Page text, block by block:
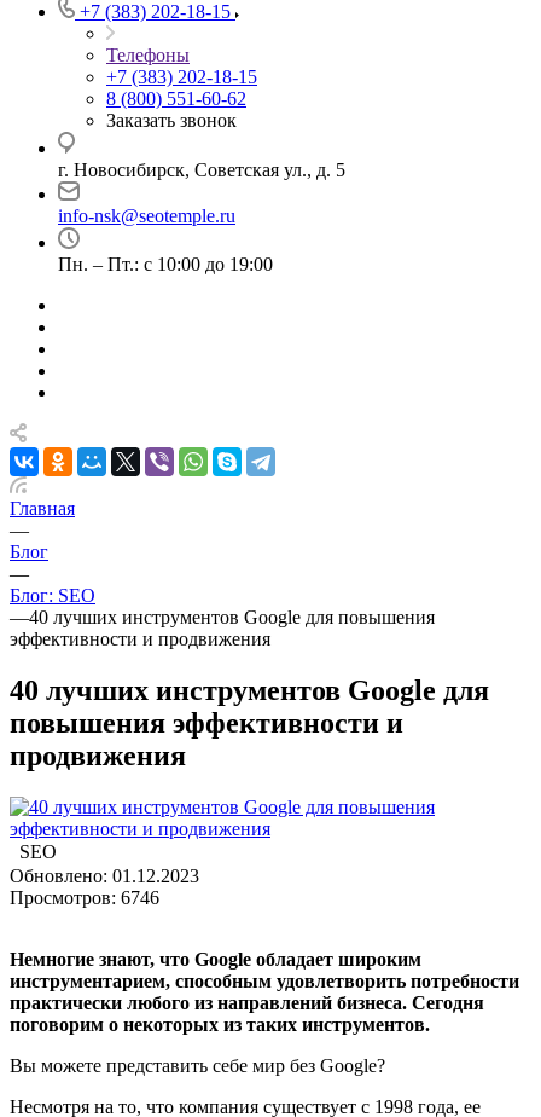
+7 (383) 202-18-15
Телефоны
+7 (383) 202-18-15
8 (800) 551-60-62
Заказать звонок
г. Новосибирск, Советская ул., д. 5
info-nsk@seotemple.ru
Пн. – Пт.: с 10:00 до 19:00
Главная
—
Блог
—
Блог: SEO
—40 лучших инструментов Google для повышения
эффективности и продвижения
40 лучших инструментов Google для
повышения эффективности и
продвижения
SEO
Обновлено: 01.12.2023
Просмотров: 6746
Немногие знают, что Google обладает широким
инструментарием, способным удовлетворить потребности
практически любого из направлений бизнеса. Сегодня
поговорим о некоторых из таких инструментов.
Вы можете представить себе мир без Google?
Несмотря на то, что компания существует с 1998 года, ее